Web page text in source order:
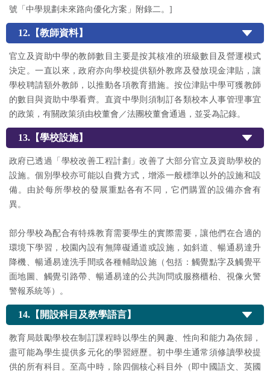
號「中學規劃未來路向優化方案」附錄二。]
12.【教師資料】
官立及資助中學的教師數目主要是按其核准的班級數目及營運模式
決定。一直以來，政府亦向學校提供額外教席及發放現金津貼，讓
學校聘請額外教師，以推動各項教育措施。按位津貼中學可獲教師
的數目與資助中學看齊。直資中學則須制訂各類校本人事管理事宜
的政策，有關政策須由校董會／法團校董會通過，並妥為記錄。
13.【學校設施】
政府已透過「學校改善工程計劃」改善了大部分官立及資助學校的
設施。個別學校亦可能以自費方式，增添一般標準以外的設施和設
備。由於每所學校的發展重點各有不同，它們購置的設備亦會有
異。
部分學校為配合有特殊教育需要學生的實際需要，讓他們在合適的
環境下學習，校園內設有無障礙通道或設施，如斜道、暢通易達升
降機、暢通易達洗手間或各種輔助設施（包括：觸覺點字及觸覺平
面地圖、觸覺引路帶、暢通易達的公共詢問或服務櫃枱、視像火警
警報系統等）。
14.【開設科目及教學語言】
教育局鼓勵學校在制訂課程時以學生的興趣、性向和能力為依歸，
盡可能為學生提供多元化的學習經歷。初中學生通常須修讀學校提
供的所有科目。至高中時，除四個核心科目外（即中國語文、英國